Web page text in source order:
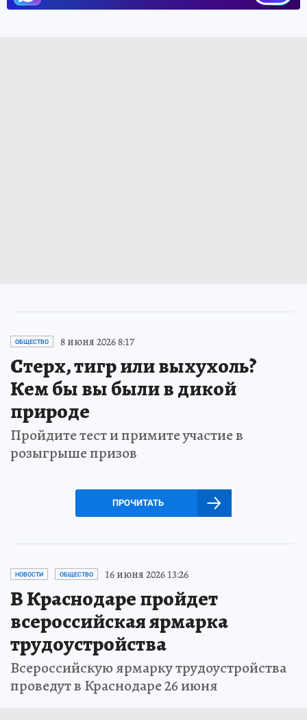
ОБЩЕСТВО 8 июня 2026 8:17
Стерх, тигр или выхухоль?
Кем бы вы были в дикой
природе
Пройдите тест и примите участие в
розыгрыше призов
ПРОЧИТАТЬ
НОВОСТИ ОБЩЕСТВО 16 июня 2026 13:26
В Краснодаре пройдет
всероссийская ярмарка
трудоустройства
Всероссийскую ярмарку трудоустройства
проведут в Краснодаре 26 июня